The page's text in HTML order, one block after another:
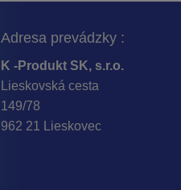
Adresa prevádzky :
K -Produkt SK, s.r.o.
Lieskovská cesta
149/78
962 21 Lieskovec